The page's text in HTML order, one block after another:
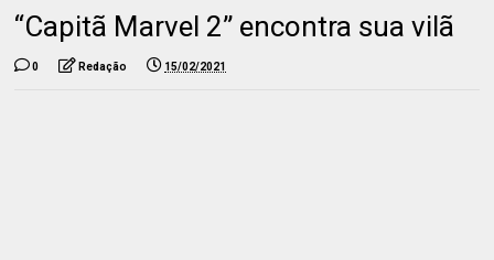
“Capitã Marvel 2” encontra sua vilã
0 Redação 15/02/2021